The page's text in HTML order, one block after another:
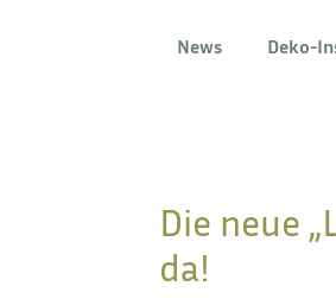
News Deko-
Die neue
da!